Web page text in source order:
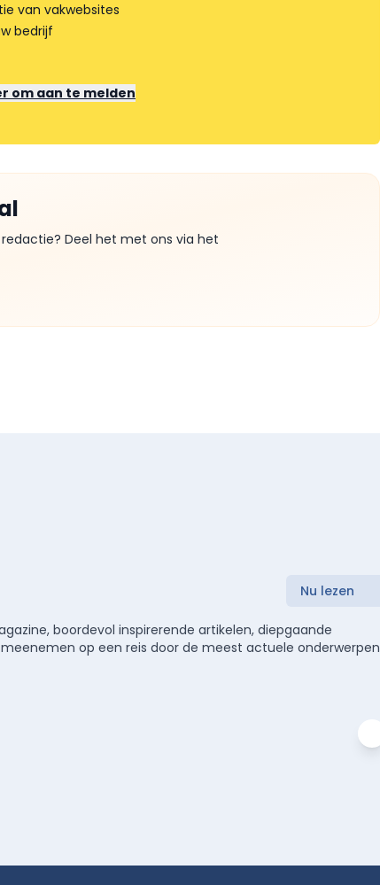
van vakwebsites
bedrijf
om aan te melden
Deel het met ons via het
Nu lezen
boordevol inspirerende artikelen, diepgaande
op een reis door de meest actuele onderwerpen